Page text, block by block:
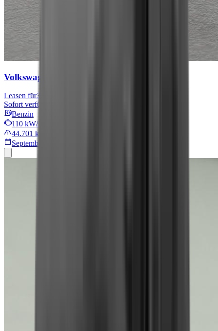
Volkswagen Tiguan
Leasen für301 € mtl.
Sofort verfügbar
Benzin
110 kW/149 PS
44.701 km
September 2024